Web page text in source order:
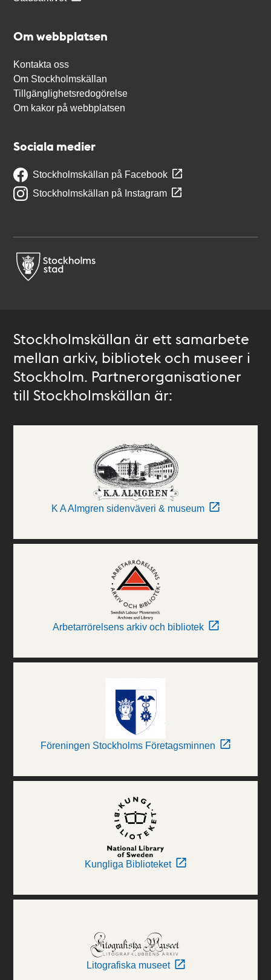
Om webbplatsen
Kontakta oss
Om Stockholmskällan
Tillgänglighetsredogörelse
Om kakor på webbplatsen
Sociala medier
Stockholmskällan på Facebook
Stockholmskällan på Instagram
Stockholmskällan är ett samarbete
mellan arkiv, bibliotek och museer i
Stockholm. Partnerorganisationer
till Stockholmskällan är:
K A Almgren sidenväveri & museum
Arbetarrörelsens arkiv och bibliotek
Föreningen Stockholms Företagsminnen
Kungliga Biblioteket
Litografiska museet